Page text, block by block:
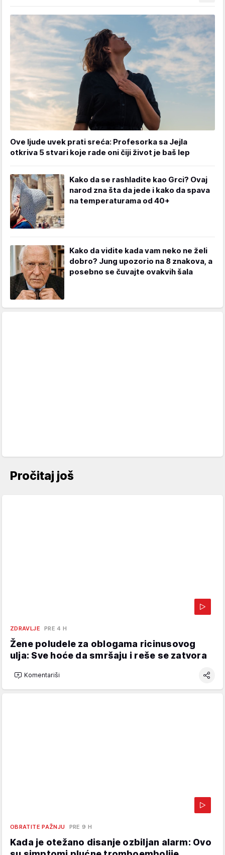
Ove ljude uvek prati sreća: Profesorka sa Jejla
otkriva 5 stvari koje rade oni čiji život je baš lep
Kako da se rashladite kao Grci? Ovaj
narod zna šta da jede i kako da spava
na temperaturama od 40+
Kako da vidite kada vam neko ne želi
dobro? Jung upozorio na 8 znakova, a
posebno se čuvajte ovakvih šala
Pročitaj još
ZDRAVLJE PRE 4 H
Žene poludele za oblogama ricinusovog
ulja: Sve hoće da smršaju i reše se zatvora
Komentariši
OBRATITE PAŽNJU PRE 9 H
Kada je otežano disanje ozbiljan alarm: Ovo